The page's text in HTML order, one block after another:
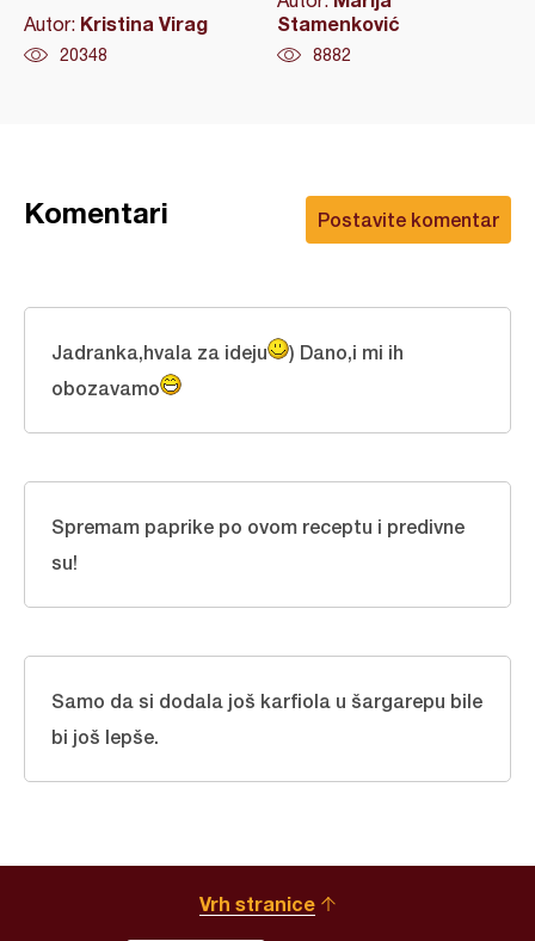
Autor: Kristina Virag
20348
Stamenković
8882
Postavite komentar
Komentari
Jadranka,hvala za ideju
) Dano,i mi ih
obozavamo
Spremam paprike po ovom receptu i predivne
su!
Samo da si dodala još karfiola u šargarepu bile
bi još lepše.
Vrh stranice